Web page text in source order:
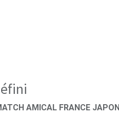
AMICAL FRANCE JAPON